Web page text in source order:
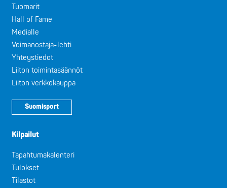
Tuomarit
Hall of Fame
Medialle
Voimanostaja-lehti
Yhteystiedot
Liiton toimintasäännöt
Liiton verkkokauppa
Suomisport
Kilpailut
Tapahtumakalenteri
Tulokset
Tilastot